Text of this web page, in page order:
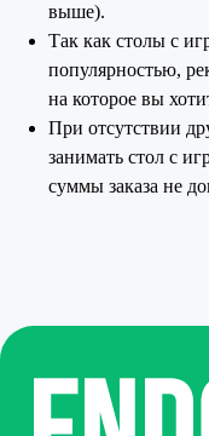
выше).
Так как столы с
популярностью,
на которое вы
При отсутствии
занимать стол с
суммы заказа не
Малая
м. Московские ворота
8 (937) 948-60-60